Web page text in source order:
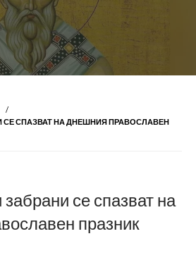
СЕ СПАЗВАТ НА ДНЕШНИЯ ПРАВОСЛАВЕН
забрани се спазват на
празник